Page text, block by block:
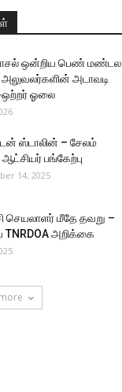
ஒன்றிய பெண் மண்டல
அடாவடி
ஓலை
ஸ்டாலின் – சேலம்
பங்கேற்பு
14, 2025
செயலாளர் மீதே தவறு –
அறிக்கை